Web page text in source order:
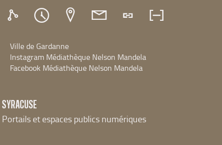
Ville de Gardanne
Instagram Médiathèque Nelson Mandela
Facebook Médiathèque Nelson Mandela
SYRACUSE
Portails et espaces publics numériques